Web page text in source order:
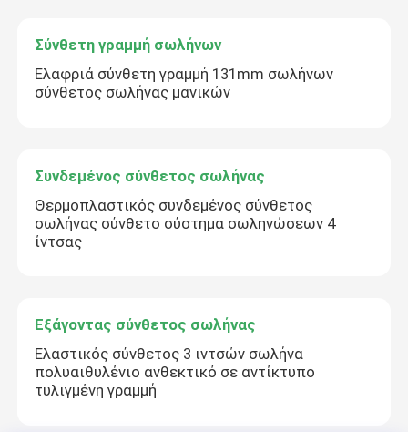
Σύνθετη γραμμή σωλήνων
Ελαφριά σύνθετη γραμμή 131mm σωλήνων
σύνθετος σωλήνας μανικών
Συνδεμένος σύνθετος σωλήνας
Θερμοπλαστικός συνδεμένος σύνθετος
σωλήνας σύνθετο σύστημα σωληνώσεων 4
ίντσας
Εξάγοντας σύνθετος σωλήνας
Ελαστικός σύνθετος 3 ιντσών σωλήνα
πολυαιθυλένιο ανθεκτικό σε αντίκτυπο
τυλιγμένη γραμμή